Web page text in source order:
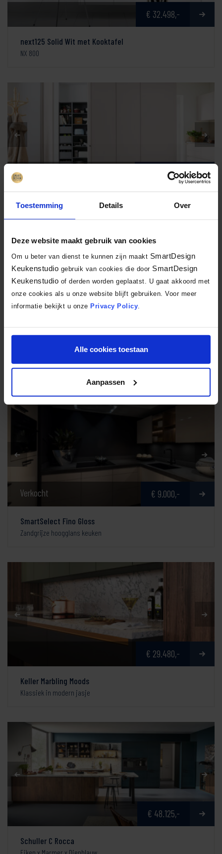
Toestemming Details Over
Deze website maakt gebruik van cookies
Om u beter van dienst te kunnen zijn maakt SmartDesign
Keukenstudio gebruik van cookies die door SmartDesign
Keukenstudio of derden worden geplaatst. U gaat akkoord met
onze cookies als u onze website blijft gebruiken. Voor meer
informatie bekijkt u onze Privacy Policy
Alle cookies toestaan
Aanpassen
€ 32.498,-
next125 Solid Wit met Kooktafel
NX 800
€ 32.444,-
Schuller C Nova
Pastelkleurige keuken
€ 29.347,-
Keller Perfect Sense
Verkocht € 9.000,-
SmartSelect Fino Gloss
Zandgrijze hoogglans keuken
€ 29.480,-
Keller Marbling Moods
Klassiek in modern jasje
€ 48.125,-
Schuller C Rocca